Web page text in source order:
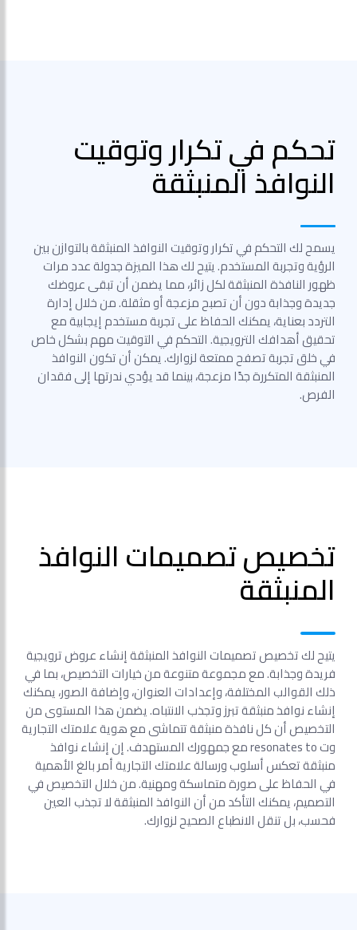
تحكم في تكرار وتوقيت
النوافذ المنبثقة
يسمح لك التحكم في تكرار وتوقيت النوافذ المنبثقة بالتوازن بين
الرؤية وتجربة المستخدم. يتيح لك هذا الميزة جدولة عدد مرات
ظهور النافذة المنبثقة لكل زائر، مما يضمن أن تبقى عروضك
جديدة وجذابة دون أن تصبح مزعجة أو مثقلة. من خلال إدارة
التردد بعناية، يمكنك الحفاظ على تجربة مستخدم إيجابية مع
تحقيق أهدافك الترويجية. التحكم في التوقيت مهم بشكل خاص
في خلق تجربة تصفح ممتعة لزوارك. يمكن أن تكون النوافذ
المنبثقة المتكررة جدًا مزعجة، بينما قد يؤدي ندرتها إلى فقدان
الفرص.
تخصيص تصميمات النوافذ
المنبثقة
يتيح لك تخصيص تصميمات النوافذ المنبثقة إنشاء عروض ترويجية
فريدة وجذابة. مع مجموعة متنوعة من خيارات التخصيص، بما في
ذلك القوالب المختلفة، وإعدادات العنوان، وإضافة الصور، يمكنك
إنشاء نوافذ منبثقة تبرز وتجذب الانتباه. يضمن هذا المستوى من
التخصيص أن كل نافذة منبثقة تتماشى مع هوية علامتك التجارية
وت resonates to مع جمهورك المستهدف. إن إنشاء نوافذ
منبثقة تعكس أسلوب ورسالة علامتك التجارية أمر بالغ الأهمية
في الحفاظ على صورة متماسكة ومهنية. من خلال التخصيص في
التصميم، يمكنك التأكد من أن النوافذ المنبثقة لا تجذب العين
فحسب، بل تنقل الانطباع الصحيح لزوارك.